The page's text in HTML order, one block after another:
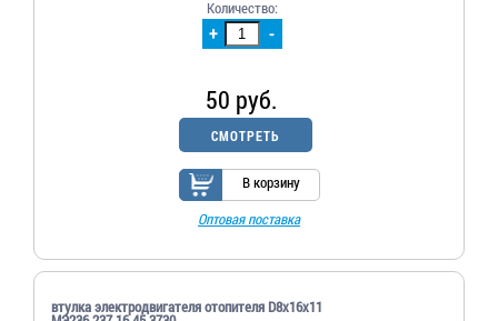
+ -
Количество:
50 руб.
СМОТРЕТЬ
В корзину
Оптовая поставка
втулка электродвигателя отопителя D8х16х11